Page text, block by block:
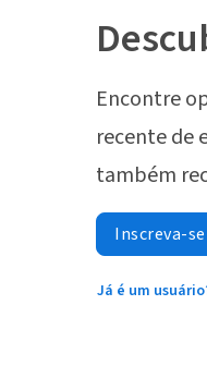
Encontre
recente de
também
Inscreva-
Já é um